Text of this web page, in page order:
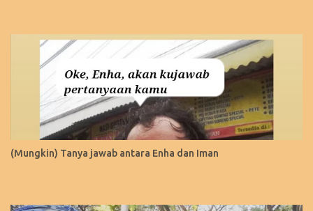
(Mungkin) Tanya jawab antara Enha dan Iman